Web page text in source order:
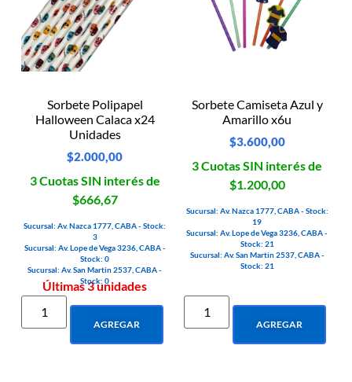
Sorbete Polipapel
Halloween Calaca x24
Unidades
$2.000,00
3 Cuotas SIN interés de
$666,67
Sucursal: Av. Nazca 1777, CABA - Stock:
3
Sucursal: Av. Lope de Vega 3236, CABA -
Stock: 0
Sucursal: Av. San Martin 2537, CABA -
Stock: 0
Últimas 3 unidades
AGREGAR
Sorbete Camiseta Azul y
Amarillo x6u
$3.600,00
3 Cuotas SIN interés de
$1.200,00
Sucursal: Av. Nazca 1777, CABA - Stock:
19
Sucursal: Av. Lope de Vega 3236, CABA -
Stock: 21
Sucursal: Av. San Martin 2537, CABA -
Stock: 21
AGREGAR